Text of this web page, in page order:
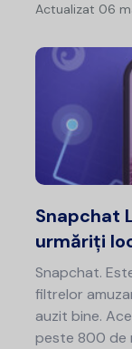
Actualizat 06
Snapchat
urmăriți
Snapchat.
filtrelor
auzit bine.
peste 800 de